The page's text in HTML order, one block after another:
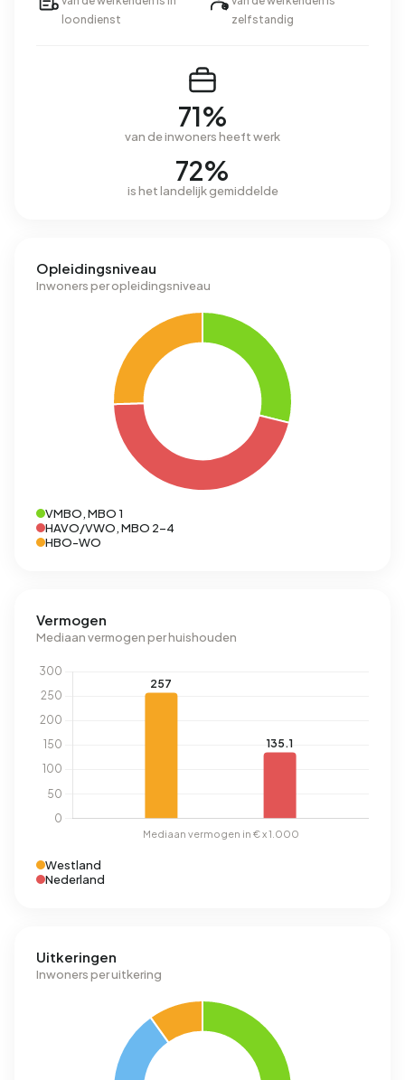
loondienst
zelfstandig
71%
van de inwoners heeft werk
72%
is het landelijk gemiddelde
Opleidingsniveau
Inwoners per opleidingsniveau
VMBO, MBO 1
HAVO/VWO, MBO 2-4
HBO-WO
Vermogen
Mediaan vermogen per huishouden
Westland
Nederland
Uitkeringen
Inwoners per uitkering